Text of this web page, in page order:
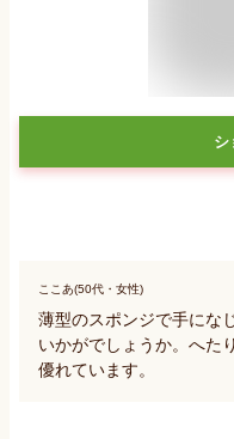
シ
ここあ(50代・女性)
薄型のスポンジで手にな
いかがでしょうか。へた
優れています。